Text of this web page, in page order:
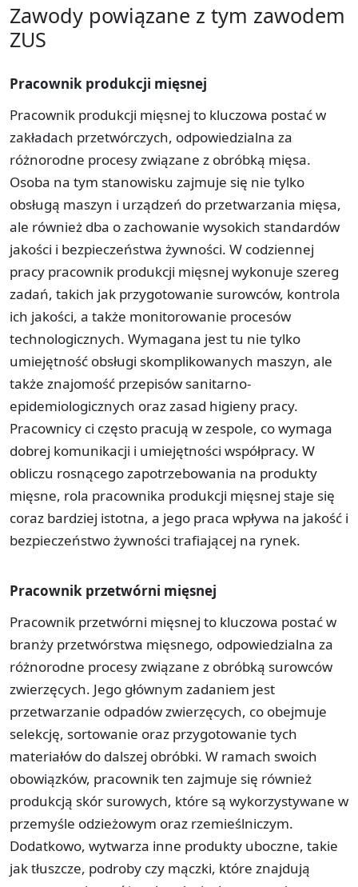
Zawody powiązane z tym zawodem
ZUS
Pracownik produkcji mięsnej
Pracownik produkcji mięsnej to kluczowa postać w
zakładach przetwórczych, odpowiedzialna za
różnorodne procesy związane z obróbką mięsa.
Osoba na tym stanowisku zajmuje się nie tylko
obsługą maszyn i urządzeń do przetwarzania mięsa,
ale również dba o zachowanie wysokich standardów
jakości i bezpieczeństwa żywności. W codziennej
pracy pracownik produkcji mięsnej wykonuje szereg
zadań, takich jak przygotowanie surowców, kontrola
ich jakości, a także monitorowanie procesów
technologicznych. Wymagana jest tu nie tylko
umiejętność obsługi skomplikowanych maszyn, ale
także znajomość przepisów sanitarno-
epidemiologicznych oraz zasad higieny pracy.
Pracownicy ci często pracują w zespole, co wymaga
dobrej komunikacji i umiejętności współpracy. W
obliczu rosnącego zapotrzebowania na produkty
mięsne, rola pracownika produkcji mięsnej staje się
coraz bardziej istotna, a jego praca wpływa na jakość i
bezpieczeństwo żywności trafiającej na rynek.
Pracownik przetwórni mięsnej
Pracownik przetwórni mięsnej to kluczowa postać w
branży przetwórstwa mięsnego, odpowiedzialna za
różnorodne procesy związane z obróbką surowców
zwierzęcych. Jego głównym zadaniem jest
przetwarzanie odpadów zwierzęcych, co obejmuje
selekcję, sortowanie oraz przygotowanie tych
materiałów do dalszej obróbki. W ramach swoich
obowiązków, pracownik ten zajmuje się również
produkcją skór surowych, które są wykorzystywane w
przemyśle odzieżowym oraz rzemieślniczym.
Dodatkowo, wytwarza inne produkty uboczne, takie
jak tłuszcze, podroby czy mączki, które znajdują